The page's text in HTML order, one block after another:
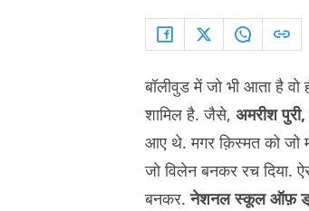
बॉलीवुड में जो भी आता है
शामिल है. जैसे, अमरीश
आए थे. मगर क़िस्मत को जो
जो विलेन बनकर रच दिया.
बनकर.नेशनल स्कूल ऑफ़